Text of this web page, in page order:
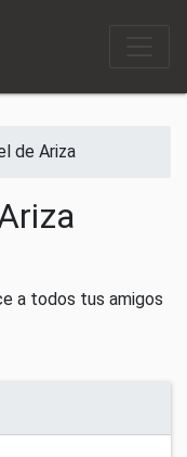
de Ariza
a todos tus amigos